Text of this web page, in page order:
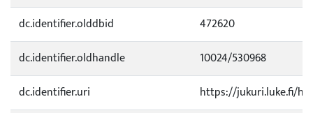
dc.identifier.olddbid
472620
dc.identifier.oldhandle
10024/530968
dc.identifier.uri
https://jukuri.luke.fi/